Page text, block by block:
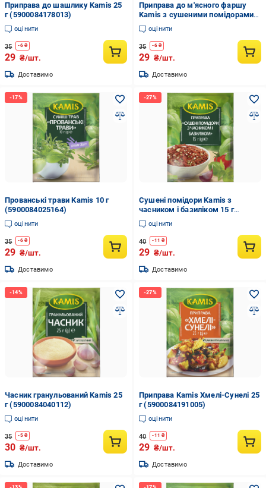
Приправа до шашлику Kamis 25
г (5900084178013)
оцінити
35 -6₴
29 ₴/шт.
Доставимо
Приправа до м'ясного фаршу
Kamis з сушеними помідорами
20 г (5900084280792)
оцінити
35 -6₴
29 ₴/шт.
Доставимо
Прованські трави Kamis 10 г
(5900084025164)
оцінити
35 -6₴
29 ₴/шт.
Доставимо
Сушені помідори Kamis з
часником і базиліком 15 г
(5900084255134)
оцінити
40 -11 ₴
29 ₴/шт.
Доставимо
Часник гранульований Kamis 25
г (5900084040112)
оцінити
35 -5₴
30 ₴/шт.
Доставимо
Приправа Kamis Хмелі-Сунелі 25
г (5900084191005)
оцінити
40 -11 ₴
29 ₴/шт.
Доставимо